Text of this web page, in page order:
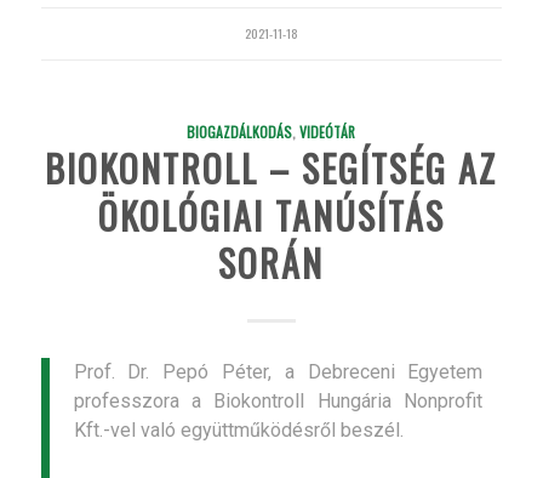
2021-11-18
BIOGAZDÁLKODÁS,VIDEÓTÁR
BIOKONTROLL – SEGÍTSÉG AZ
ÖKOLÓGIAI TANÚSÍTÁS
SORÁN
Prof. Dr. Pepó Péter, a Debreceni Egyetem
professzora a Biokontroll Hungária Nonprofit
Kft.-vel való együttműködésről beszél.